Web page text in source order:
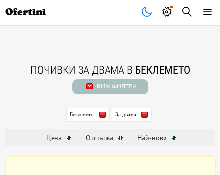
Ofertini
ПОЧИВКИ ЗА ДВАМА В БЕКЛЕМЕТО
ВИЖ ФИЛТРИ
Беклемето За двама
Цена Отстъпка Най-нови